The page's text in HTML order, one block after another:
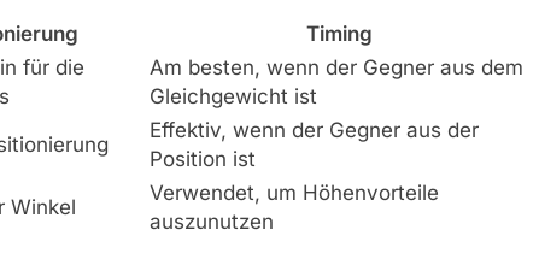
Timing
für die
Am besten, wenn der Gegner aus dem
Gleichgewicht ist
Effektiv, wenn der Gegner aus der
Position ist
Winkel
Verwendet, um Höhenvorteile
auszunutzen